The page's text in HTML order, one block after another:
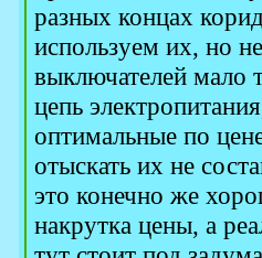
разных концах
используем их, но
выключателей мало
цепь
оптимальные по
отыскать их не
это конечно же
накрутка цены, а